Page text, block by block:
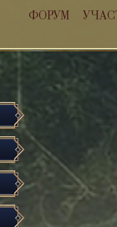
ФОРУМ